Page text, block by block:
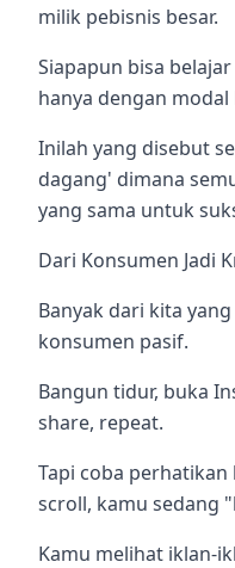
milik pebisnis besar.
Siapapun bisa
hanya dengan
Inilah yang disebut
dagang' dimana
yang sama untuk
Dari Konsumen Jadi
Banyak dari kita
konsumen pasif.
Bangun tidur, buka
share, repeat.
Tapi coba
scroll, kamu sedang
Kamu melihat iklan-